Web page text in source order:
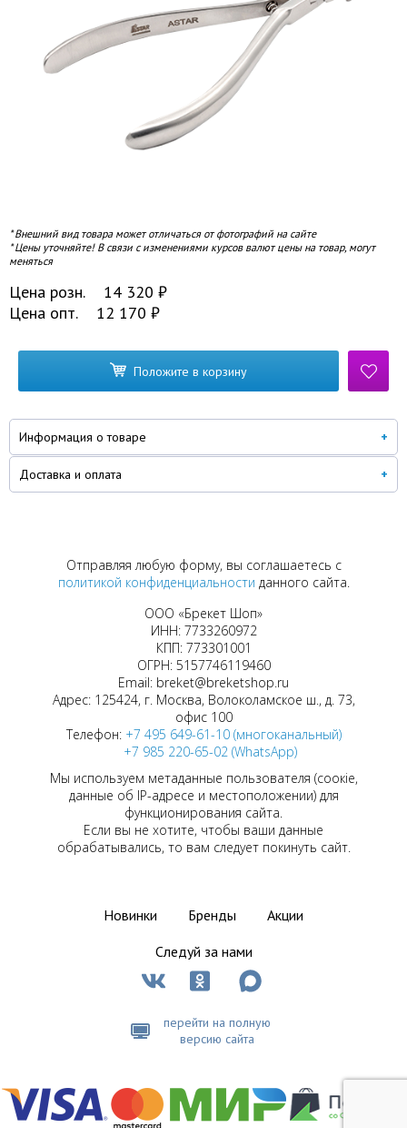
* Внешний вид товара может отличаться от фотографий на сайте
* Цены уточняйте! В связи с изменениями курсов валют цены на товар, могут
меняться
Цена розн. 14 320 ₽
Цена опт.
12 170 ₽
Положите в корзину
Информация о товаре
Доставка и оплата
Отправляя любую форму, вы соглашаетесь с
политикой конфиденциальности данного сайта.
ООО «Брекет Шоп»
ИНН: 7733260972
КПП: 773301001
ОГРН: 5157746119460
Email: breket@breketshop.ru
Адрес: 125424, г. Москва, Волоколамское ш., д. 73,
офис 100
Телефон: +7 495 649-61-10 (многоканальный)
+7 985 220-65-02 (WhatsApp)
Мы используем метаданные пользователя (соокіе,
данные об IP-адресе и местоположении) для
функционирования сайта.
Если вы не хотите, чтобы ваши данные
обрабатывались, то вам следует покинуть сайт.
Новинки Бренды
Акции
Следуй за нами
перейти на полную
версию сайта